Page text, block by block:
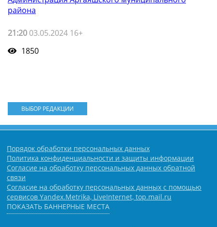
района
21:20 03.05.2024 16+
1850
ВЫБОР РЕДАКЦИИ
Порядок обработки персональных данных
Политика конфиденциальности и защиты информации
Согласие на обработку персональных данных обратной
связи
Согласие на обработку персональных данных с помощью
сервисов Yandex.Metrika, LiveInternet, top.mail.ru
ПОКАЗАТЬ БАННЕРНЫЕ МЕСТА